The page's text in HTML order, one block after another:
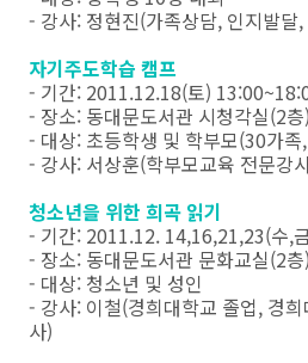
- 강사: 정현진(가족상담, 인지발달
자기주도학습 캠프
- 기간: 2011.12.18(토)
- 장소: 동대문도서관 시청각실(2층)
- 대상: 초등학생 및 학부모(30가족
- 강사: 서상훈(학부모교육 전문강
청소년을 위한 희곡 읽기
- 기간: 2011.12. 14,16,21,23(수,
- 장소: 동대문도서관 문화교실(2층)
- 대상: 청소년 및 성인
- 강사: 이철(경희대학교 졸업, 경
사)